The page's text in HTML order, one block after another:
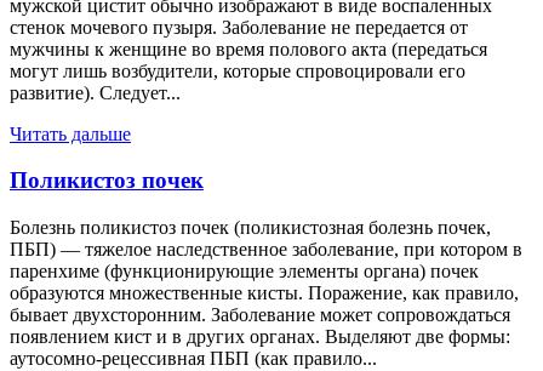
мужской цистит обычно изображают в виде воспаленных
стенок мочевого пузыря. Заболевание не передается от
мужчины к женщине во время полового акта (передаться
могут лишь возбудители, которые спровоцировали его
развитие). Следует...
Читать дальше
Поликистоз почек
Болезнь поликистоз почек (поликистозная болезнь почек,
ПБП) — тяжелое наследственное заболевание, при котором в
паренхиме (функционирующие элементы органа) почек
образуются множественные кисты. Поражение, как правило,
бывает двухсторонним. Заболевание может сопровождаться
появлением кист и в других органах. Выделяют две формы:
аутосомно-рецессивная ПБП (как правило...